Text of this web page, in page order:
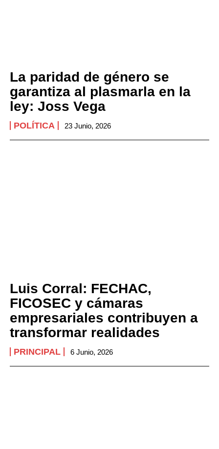
La paridad de género se
garantiza al plasmarla en la
ley: Joss Vega
POLÍTICA 23 Junio, 2026
Luis Corral: FECHAC,
FICOSEC y cámaras
empresariales contribuyen a
transformar realidades
PRINCIPAL 6 Junio, 2026